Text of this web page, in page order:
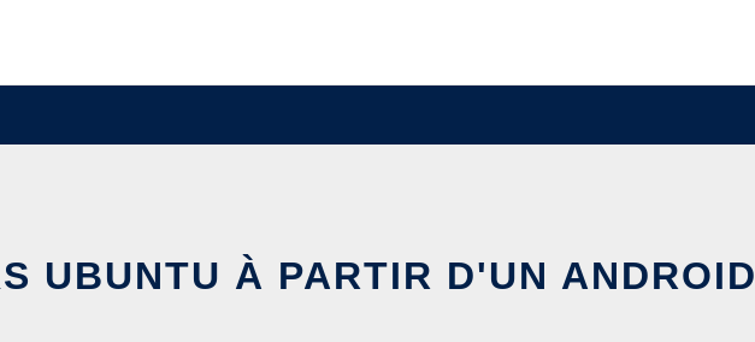
UBUNTU À PARTIR D'UN ANDROID